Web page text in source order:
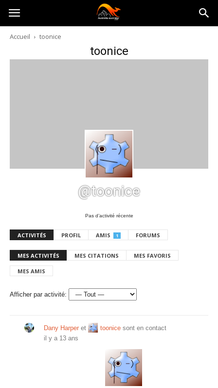
Australia-
australie.com
Accueil toonice
toonice
@toonice
Pas d’activité récente
ACTIVITÉS PROFIL AMIS 1 FORUMS
MES ACTIVITÉS MES CITATIONS MES FAVORIS
MES AMIS
Afficher par activité:
Dany Harper et toonice sont en contact
il y a 13 ans